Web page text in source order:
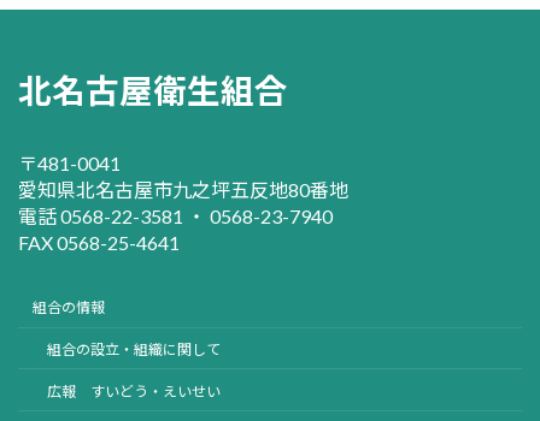
北名古屋衛生組合
〒481-0041
愛知県北名古屋市九之坪五反地80番地
電話 0568-22-3581 ・ 0568-23-7940
FAX 0568-25-4641
組合の情報
組合の設立・組織に関して
広報 すいどう・えいせい